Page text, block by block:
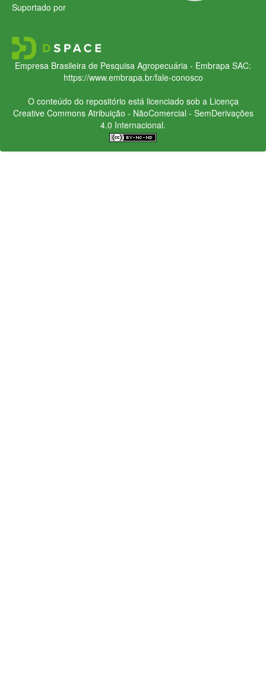
Suportado por
Empresa Brasileira de Pesquisa Agropecuária - Embrapa SAC:
https://www.embrapa.br/fale-conosco
O conteúdo do repositório está licenciado sob a Licença
Creative CommonsAtribuição - NãoComercial - SemDerivações
4.0 Internacional.